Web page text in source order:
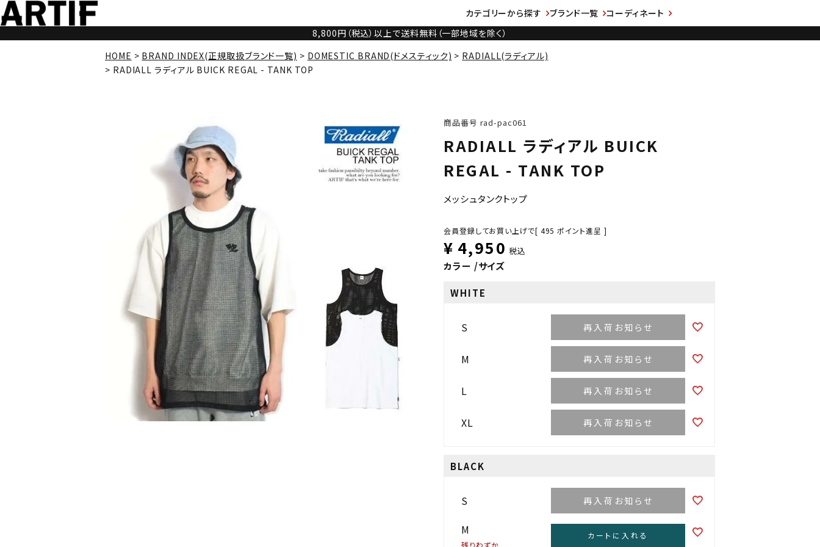
カテゴリーから探す ブランド一覧
コーディネート
8,800円（税込）以上で送料無料（一部地域を除く）
HOME
BRAND INDEX(正規取扱ブランド一覧) DOMESTIC BRAND(ドメスティック)
RADIALL(ラディアル)
RADIALL ラディアル BUICK REGAL - TANK TOP
商品番号 rad-pac061
RADIALL ラディアル BUICK
REGAL - TANK TOP
メッシュタンクトップ
会員登録してお買い上げで[ 495 ポイント進呈 ]
¥ 4,950 税込
カラー サイズ
WHITE
S 再入荷お知らせ
M 再入荷お知らせ
L 再入荷お知らせ
XL 再入荷お知らせ
BLACK
S 再入荷お知らせ
M
残りわずか
カートに入れる